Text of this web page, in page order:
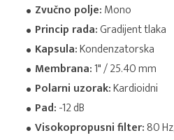
Zvučno polje:Mono
Princip rada:Gradijent tlaka
Kapsula:Kondenzatorska
Membrana:1" / 25.40 mm
Polarni uzorak:Kardioidni
Pad:-12 dB
Visokopropusni filter:80